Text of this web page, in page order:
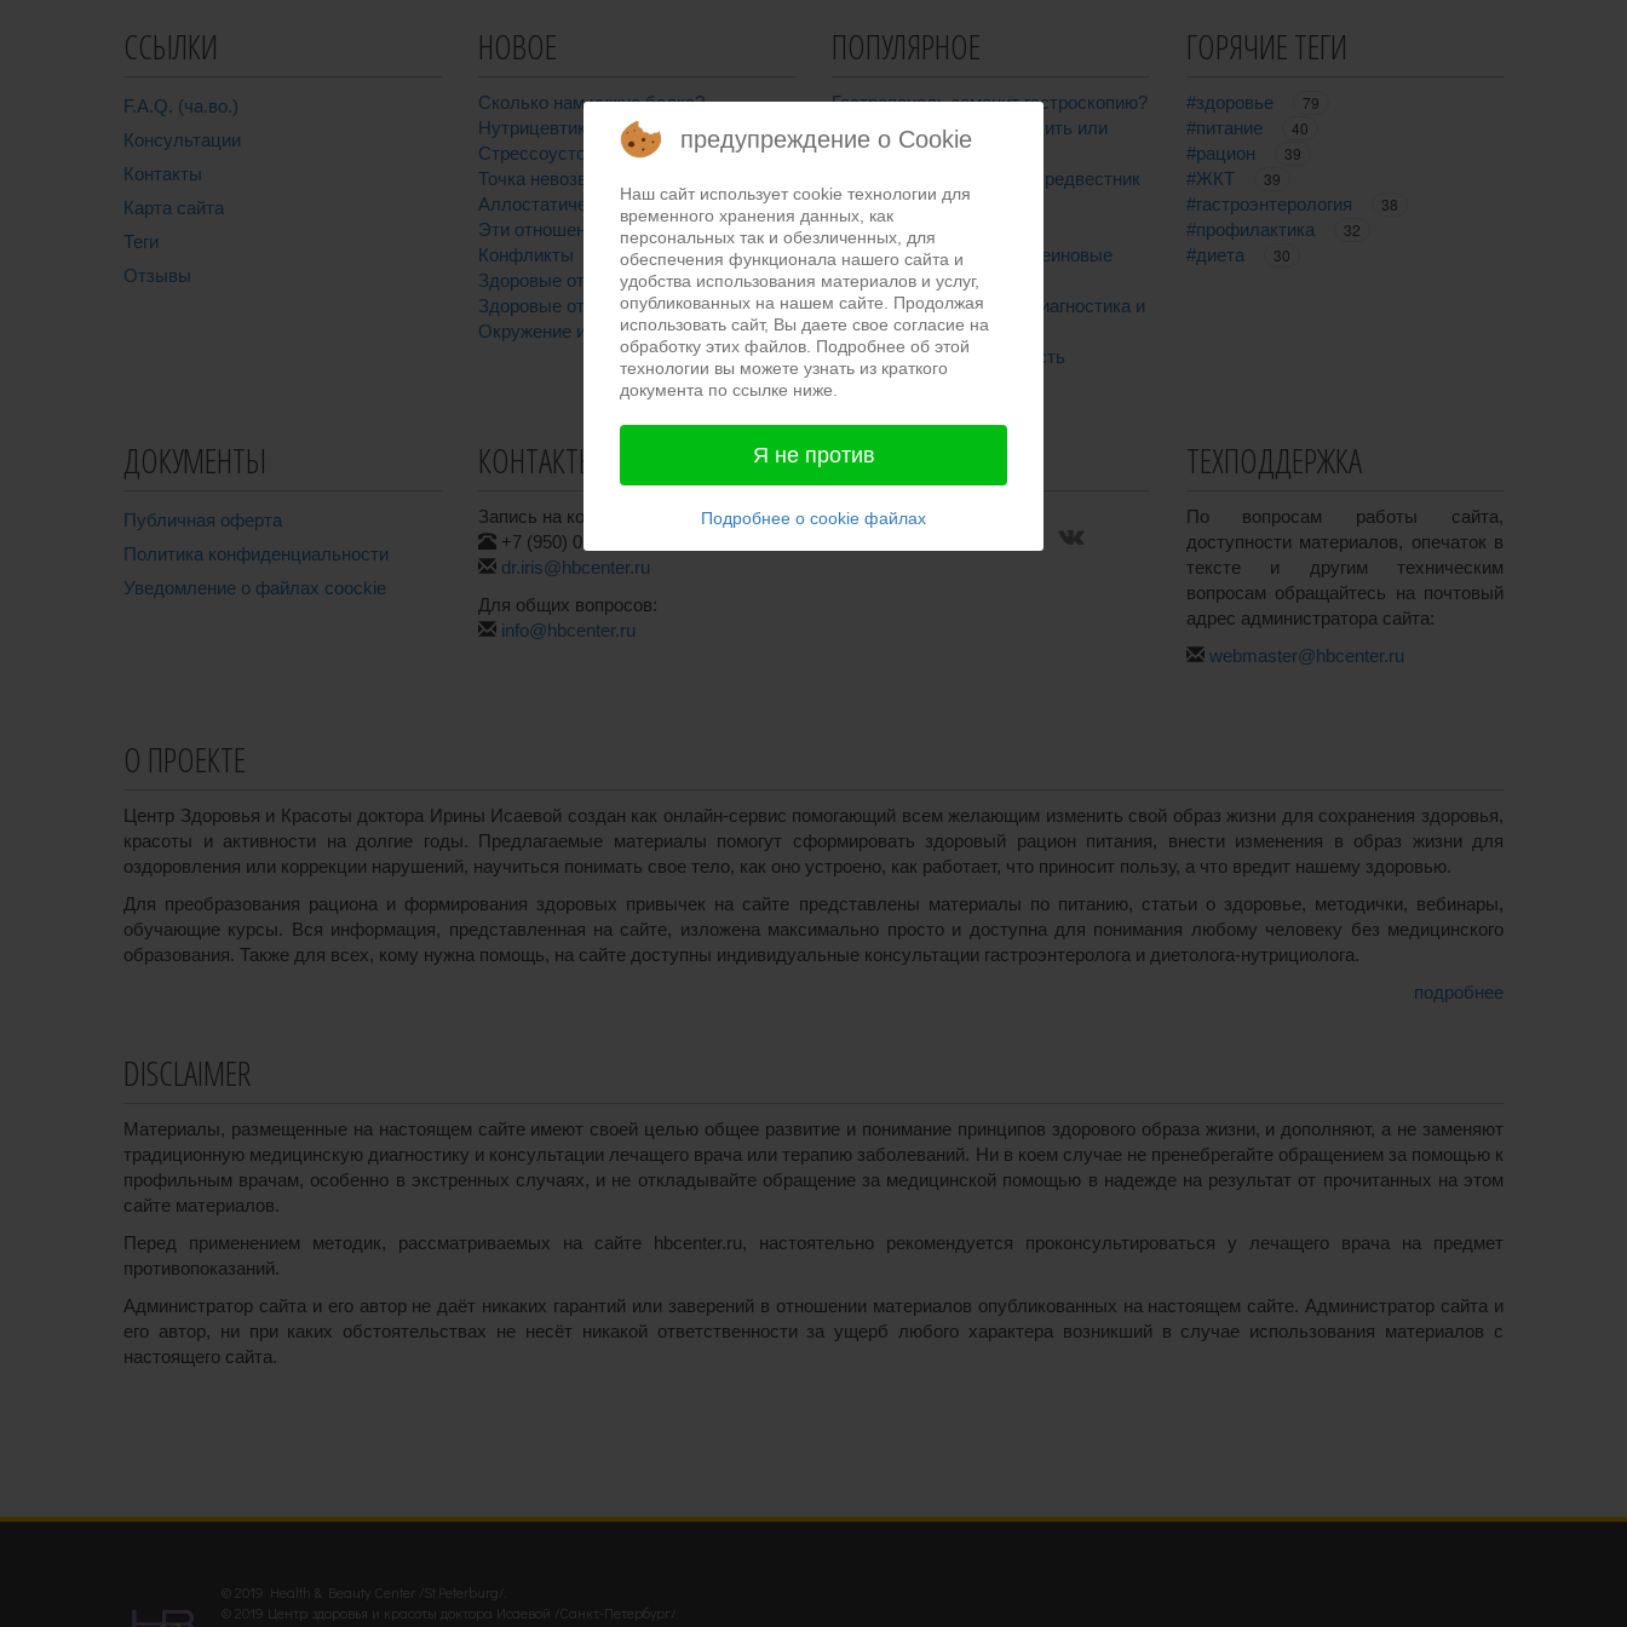
ССЫЛКИ
F.A.Q. (ча.во.)
Консультации
Контакты
Карта сайта
Теги
Отзывы
НОВОЕ
Сколько нам нужно белка?
Нутрицевтики и фитотерапия
Стрессоустойчивость
Точка невозврата
Аллостатическая нагрузка
Эти отношения делают вас больным
Конфликты
Здоровые отношения в семье
Здоровые отношения
Окружение и здоровье
ПОПУЛЯРНОЕ
Гастропанель заменит гастроскопию?
Синдром Жильбера - лечить или
нет?
Атрофический гастрит - предвестник
рака?
Это точно гастрит?
Недостаток белка и протеиновые
добавки
Хеликобактер пилори - диагностика и
лечение
Лактазная недостаточность
ГОРЯЧИЕ ТЕГИ
#здоровье
79
#питание
40
#рацион
39
#ЖКТ
39
#гастроэнтерология
38
#профилактика
32
#диета
30
ДОКУМЕНТЫ
Публичная оферта
Политика конфиденциальности
Уведомление о файлах coockie
КОНТАКТЫ
Запись на консультацию:
+7 (950) 011-50-80
dr.iris@hbcenter.ru
Для общих вопросов:
info@hbcenter.ru
СОЦСЕТИ ТЕХПОДДЕРЖКА
По вопросам работы сайта,
доступности материалов, опечаток в
тексте и другим техническим
вопросам обращайтесь на почтовый
адрес администратора сайта:
webmaster@hbcenter.ru
О ПРОЕКТЕ
Центр Здоровья и Красоты доктора Ирины Исаевой создан как онлайн-сервис помогающий всем желающим изменить свой образ жизни для сохранения здоровья,
красоты и активности на долгие годы. Предлагаемые материалы помогут сформировать здоровый рацион питания, внести изменения в образ жизни для
оздоровления или коррекции нарушений, научиться понимать свое тело, как оно устроено, как работает, что приносит пользу, а что вредит нашему здоровью.
Для преобразования рациона и формирования здоровых привычек на сайте представлены материалы по питанию, статьи о здоровье, методички, вебинары,
обучающие курсы. Вся информация, представленная на сайте, изложена максимально просто и доступна для понимания любому человеку без медицинского
образования. Также для всех, кому нужна помощь, на сайте доступны индивидуальные консультации гастроэнтеролога и диетолога-нутрициолога.
подробнее
DISCLAIMER
Материалы, размещенные на настоящем сайте имеют своей целью общее развитие и понимание принципов здорового образа жизни, и дополняют, а не заменяют
традиционную медицинскую диагностику и консультации лечащего врача или терапию заболеваний. Ни в коем случае не пренебрегайте обращением за помощью к
профильным врачам, особенно в экстренных случаях, и не откладывайте обращение за медицинской помощью в надежде на результат от прочитанных на этом
сайте материалов.
Перед применением методик, рассматриваемых на сайте hbcenter.ru, настоятельно рекомендуется проконсультироваться у лечащего врача на предмет
противопоказаний.
Администратор сайта и его автор не даёт никаких гарантий или заверений в отношении материалов опубликованных на настоящем сайте. Администратор сайта и
его автор, ни при каких обстоятельствах не несёт никакой ответственности за ущерб любого характера возникший в случае использования материалов с
настоящего сайта.
© 2019 Health & Beauty Center /St.Peterburg/.
© 2019 Центр здоровья и красоты доктора Исаевой /Санкт-Петербург/.
предупреждение о Cookie
Наш сайт использует cookie технологии для
временного хранения данных, как
персональных так и обезличенных, для
обеспечения функционала нашего сайта и
удобства использования материалов и услуг,
опубликованных на нашем сайте. Продолжая
использовать сайт, Вы даете свое согласие на
обработку этих файлов. Подробнее об этой
технологии вы можете узнать из краткого
документа по ссылке ниже.
Я не против
Подробнее о cookie файлах